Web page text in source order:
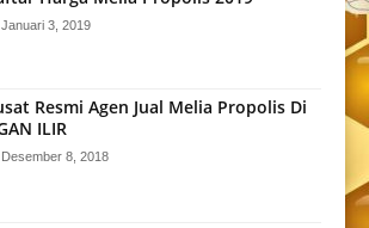
Januari 3, 2019
Resmi Agen Jual Melia Propolis Di
ILIR
Desember 8, 2018